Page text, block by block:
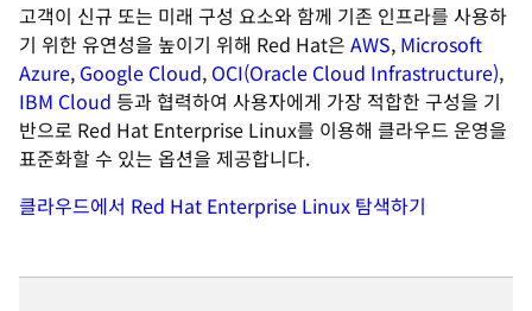
고객이 신규 또는 미래 구성 요소와 함께 기존 인프라를 사용하
기 위한 유연성을 높이기 위해 Red Hat은 AWS, Microsoft
Azure, Google Cloud, OCI(Oracle Cloud Infrastructure),
IBM Cloud 등과 협력하여 사용자에게 가장 적합한 구성을 기
반으로 Red Hat Enterprise Linux를 이용해 클라우드 운영을
표준화할 수 있는 옵션을 제공합니다.
클라우드에서 Red Hat Enterprise Linux 탐색하기